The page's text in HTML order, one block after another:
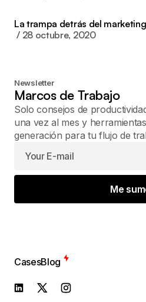
La trampa detrás del
28 octubre, 2020
Newsletter
Marcos de Trabajo
Solo consejos de
una vez al mes y
generación para tu flujo de
Me
CasesBlog